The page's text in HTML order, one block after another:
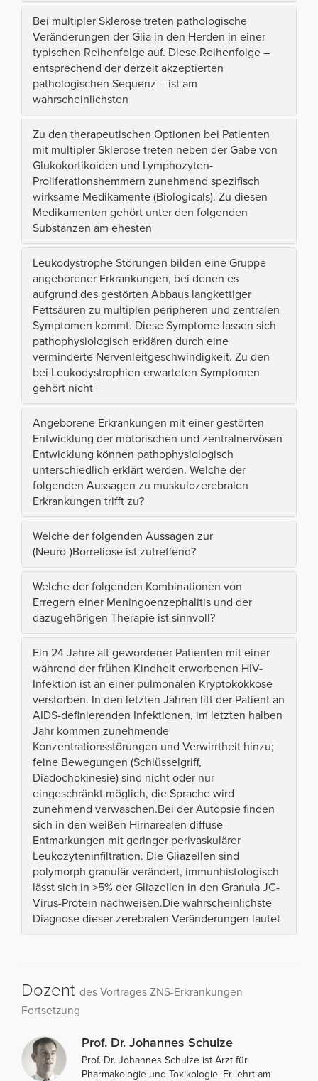
Bei multipler Sklerose treten pathologische
Veränderungen der Glia in den Herden in einer
typischen Reihenfolge auf. Diese Reihenfolge –
entsprechend der derzeit akzeptierten
pathologischen Sequenz – ist am
wahrscheinlichsten
Zu den therapeutischen Optionen bei Patienten
mit multipler Sklerose treten neben der Gabe von
Glukokortikoiden und Lymphozyten-
Proliferationshemmern zunehmend spezifisch
wirksame Medikamente (Biologicals). Zu diesen
Medikamenten gehört unter den folgenden
Substanzen am ehesten
Leukodystrophe Störungen bilden eine Gruppe
angeborener Erkrankungen, bei denen es
aufgrund des gestörten Abbaus langkettiger
Fettsäuren zu multiplen peripheren und zentralen
Symptomen kommt. Diese Symptome lassen sich
pathophysiologisch erklären durch eine
verminderte Nervenleitgeschwindigkeit. Zu den
bei Leukodystrophien erwarteten Symptomen
gehört nicht
Angeborene Erkrankungen mit einer gestörten
Entwicklung der motorischen und zentralnervösen
Entwicklung können pathophysiologisch
unterschiedlich erklärt werden. Welche der
folgenden Aussagen zu muskulozerebralen
Erkrankungen trifft zu?
Welche der folgenden Aussagen zur
(Neuro-)Borreliose ist zutreffend?
Welche der folgenden Kombinationen von
Erregern einer Meningoenzephalitis und der
dazugehörigen Therapie ist sinnvoll?
Ein 24 Jahre alt gewordener Patienten mit einer
während der frühen Kindheit erworbenen HIV-
Infektion ist an einer pulmonalen Kryptokokkose
verstorben. In den letzten Jahren litt der Patient an
AIDS-definierenden Infektionen, im letzten halben
Jahr kommen zunehmende
Konzentrationsstörungen und Verwirrtheit hinzu;
feine Bewegungen (Schlüsselgriff,
Diadochokinesie) sind nicht oder nur
eingeschränkt möglich, die Sprache wird
zunehmend verwaschen.Bei der Autopsie finden
sich in den weißen Hirnarealen diffuse
Entmarkungen mit geringer perivaskulärer
Leukozyteninfiltration. Die Gliazellen sind
polymorph granulär verändert, immunhistologisch
lässt sich in >5% der Gliazellen in den Granula JC-
Virus-Protein nachweisen.Die wahrscheinlichste
Diagnose dieser zerebralen Veränderungen lautet
Dozent des Vortrages ZNS-Erkrankungen
Fortsetzung
Prof. Dr. Johannes Schulze
Prof. Dr. Johannes Schulze ist Arzt für
Pharmakologie und Toxikologie. Er lehrt am